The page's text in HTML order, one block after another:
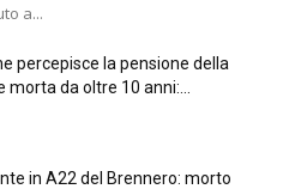
a...
percepisce la pensione della
morta da oltre 10 anni:...
in A22 del Brennero: morto